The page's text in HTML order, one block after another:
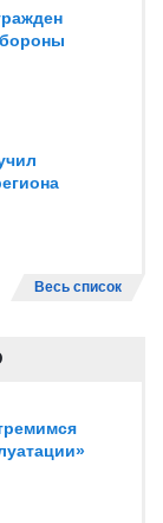
Весь список